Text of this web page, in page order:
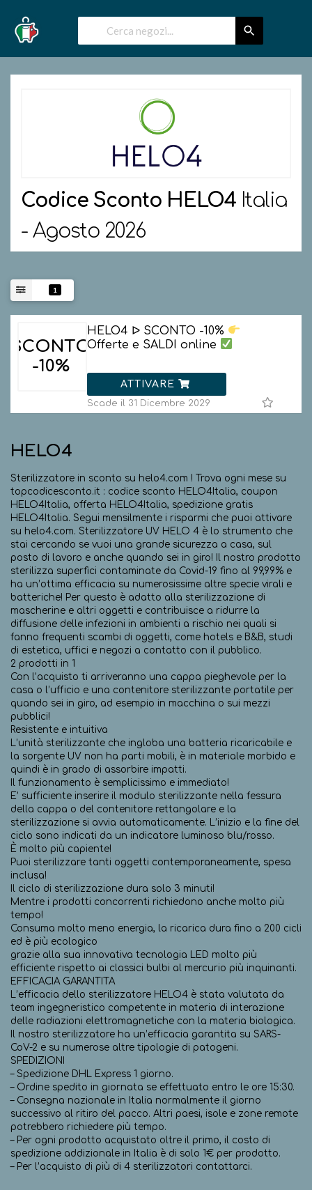
Codice Sconto HELO4 Italia
- Agosto 2026
1
SCONTO
-10%
HELO4 ᐅ SCONTO -10%
Offerte e SALDI online
ATTIVARE
Scade il 31 Dicembre 2029
HELO4
Sterilizzatore in sconto su helo4.com ! Trova ogni mese su
topcodicesconto.it : codice sconto HELO4Italia, coupon
HELO4Italia, offerta HELO4Italia, spedizione gratis
HELO4Italia. Segui mensilmente i risparmi che puoi attivare
su helo4.com. Sterilizzatore UV HELO 4 è lo strumento che
stai cercando se vuoi una grande sicurezza a casa, sul
posto di lavoro e anche quando sei in giro! Il nostro prodotto
sterilizza superfici contaminate da Covid-19 fino al 99,99% e
ha un’ottima efficacia su numerosissime altre specie virali e
batteriche! Per questo è adatto alla sterilizzazione di
mascherine e altri oggetti e contribuisce a ridurre la
diffusione delle infezioni in ambienti a rischio nei quali si
fanno frequenti scambi di oggetti, come hotels e B&B, studi
di estetica, uffici e negozi a contatto con il pubblico.
2 prodotti in 1
Con l’acquisto ti arriveranno una cappa pieghevole per la
casa o l’ufficio e una contenitore sterilizzante portatile per
quando sei in giro, ad esempio in macchina o sui mezzi
pubblici!
Resistente e intuitiva
L’unità sterilizzante che ingloba una batteria ricaricabile e
la sorgente UV non ha parti mobili, è in materiale morbido e
quindi è in grado di assorbire impatti.
Il funzionamento è semplicissimo e immediato!
E’ sufficiente inserire il modulo sterilizzante nella fessura
della cappa o del contenitore rettangolare e la
sterilizzazione si avvia automaticamente. L’inizio e la fine del
ciclo sono indicati da un indicatore luminoso blu/rosso.
È molto più capiente!
Puoi sterilizzare tanti oggetti contemporaneamente, spesa
inclusa!
Il ciclo di sterilizzazione dura solo 3 minuti!
Mentre i prodotti concorrenti richiedono anche molto più
tempo!
Consuma molto meno energia, la ricarica dura fino a 200 cicli
ed è più ecologico
grazie alla sua innovativa tecnologia LED molto più
efficiente rispetto ai classici bulbi al mercurio più inquinanti.
EFFICACIA GARANTITA
L’efficacia dello sterilizzatore HELO4 è stata valutata da
team ingegneristico competente in materia di interazione
delle radiazioni elettromagnetiche con la materia biologica.
Il nostro sterilizzatore ha un’efficacia garantita su SARS-
CoV-2 e su numerose altre tipologie di patogeni.
SPEDIZIONI
– Spedizione DHL Express 1 giorno.
– Ordine spedito in giornata se effettuato entro le ore 15:30.
– Consegna nazionale in Italia normalmente il giorno
successivo al ritiro del pacco. Altri paesi, isole e zone remote
potrebbero richiedere più tempo.
– Per ogni prodotto acquistato oltre il primo, il costo di
spedizione addizionale in Italia è di solo 1€ per prodotto.
– Per l’acquisto di più di 4 sterilizzatori contattarci.